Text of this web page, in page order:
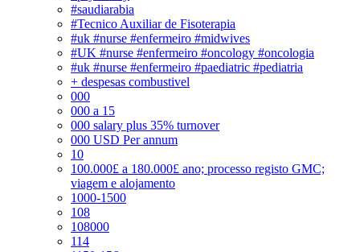
#saudiarabia
#Tecnico Auxiliar de Fisoterapia
#uk #nurse #enfermeiro #midwives
#UK #nurse #enfermeiro #oncology #oncologia
#uk #nurse #enfermeiro #paediatric #pediatria
+ despesas combustivel
000
000 a 15
000 salary plus 35% turnover
000 USD Per annum
10
100.000£ a 180.000£ ano; processo registo GMC;
viagem e alojamento
1000-1500
108
108000
114